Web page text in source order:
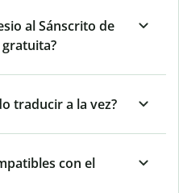
al Sánscrito de
traducir a la vez?
con el